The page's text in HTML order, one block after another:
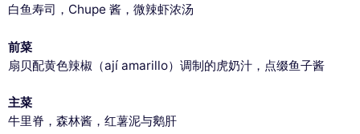
白鱼寿司，Chupe 酱，微辣虾浓汤
前菜
扇贝配黄色辣椒（ají amarillo）调制的虎奶汁，点缀鱼子酱
主菜
牛里脊，森林酱，红薯泥与鹅肝